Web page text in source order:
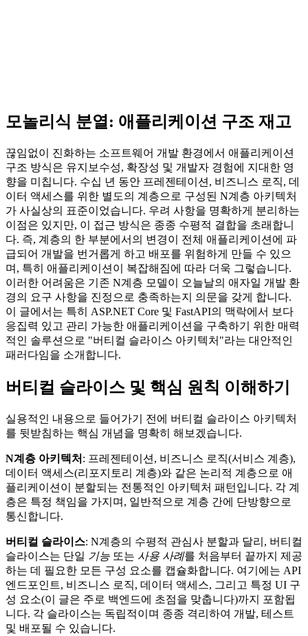
모놀리식 분열: 애플리케이션 구조 재고
끊임없이 진화하는 소프트웨어 개발 환경에서 애플리케이션
구조 방식은 유지보수성, 확장성 및 개발자 경험에 지대한 영
향을 미칩니다. 수십 년 동안 프레젠테이션, 비즈니스 로직, 데
이터 액세스를 위한 별도의 계층으로 구성된 N계층 아키텍처
가 사실상의 표준이었습니다. 우려 사항을 명확하게 분리하는
이점은 있지만, 이 접근 방식은 종종 수평적 결합을 초래합니
다. 즉, 계층의 한 부분에서의 변경이 전체 애플리케이션에 파
급되어 개발을 번거롭게 하고 배포를 위험하게 만들 수 있으
며, 특히 애플리케이션이 복잡해짐에 따라 더욱 그렇습니다.
이러한 어려움은 기존 N계층 모델이 오늘날의 애자일 개발 환
경의 요구 사항을 진정으로 충족하는지 의문을 갖게 합니다.
이 글에서는 특히 ASP.NET Core 및 FastAPI의 맥락에서 보다
응집력 있고 관리 가능한 애플리케이션을 구축하기 위한 매력
적인 솔루션으로 "버티컬 슬라이스 아키텍처"라는 대안적인
패러다임을 소개합니다.
버티컬 슬라이스 및 핵심 원칙 이해하기
실용적인 내용으로 들어가기 전에 버티컬 슬라이스 아키텍처
를 뒷받침하는 핵심 개념을 명확히 해보겠습니다.
N계층 아키텍처 : 프레젠테이션, 비즈니스 로직(서비스 계층),
데이터 액세스(리포지토리 계층)와 같은 논리적 계층으로 애
플리케이션이 분할되는 전통적인 아키텍처 패턴입니다. 각 계
층은 특정 책임을 가지며, 일반적으로 계층 간에 단방향으로
통신합니다.
버티컬 슬라이스: N계층의 수평적 관심사 분할과 달리, 버티컬
슬라이스는 단일 기능 또는 사용 사례를 처음부터 끝까지 제공
하는 데 필요한 모든 구성 요소를 캡슐화합니다. 여기에는 API
엔드포인트, 비즈니스 로직, 데이터 액세스, 그리고 특정 UI 구
성 요소(이 글은 주로 백엔드에 초점을 맞춥니다)까지 포함됩
니다. 각 슬라이스는 독립적이며 종종 격리하여 개발, 테스트
및 배포될 수 있습니다.